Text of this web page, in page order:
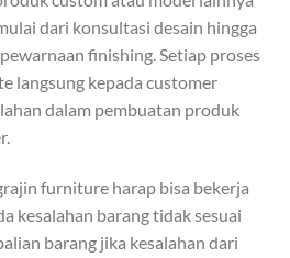
dari konsultasi desain hingga
finishing. Setiap proses
langsung kepada customer
dalam pembuatan produk
furniture harap bisa bekerja
kesalahan barang tidak sesuai
barang jika kesalahan dari